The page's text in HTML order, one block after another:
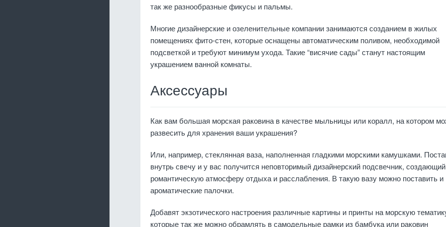
так же разнообразные фикусы и пальмы.
Многие дизайнерские и озеленительные компании занимаются созданием в жилых
помещениях фито-стен, которые оснащены автоматическим поливом, необходимой
подсветкой и требуют минимум ухода. Такие “висячие сады” станут настоящим
украшением ванной комнаты.
Аксессуары
Как вам большая морская раковина в качестве мыльницы или коралл, на котором
развесить для хранения ваши украшения?
Или, например, стеклянная ваза, наполненная гладкими морскими камушками.
внутрь свечу и у вас получится неповторимый дизайнерский подсвечник, создающий
романтическую атмосферу отдыха и расслабления. В такую вазу можно поставить и
ароматические палочки.
Добавят экзотического настроения различные картины и принты на морскую
которые так же можно обрамлять в самодельные рамки из бамбука или раковин